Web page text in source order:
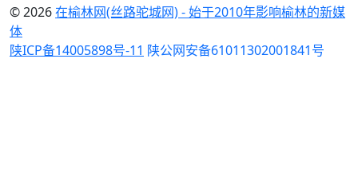
© 2026在榆林网(丝路驼城网) - 始于2010年影响榆林的新媒
体
陕ICP备14005898号-11 陕公网安备61011302001841号